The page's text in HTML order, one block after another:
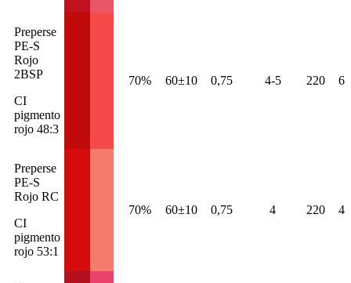
Preperse
PE-S
Rojo
2BSP
CI
pigmento
rojo 48:3
70% 60±10 0,75 4-5 220 6
Preperse
PE-S
Rojo RC
CI
pigmento
rojo 53:1
70% 60±10 0,75 4 220 4